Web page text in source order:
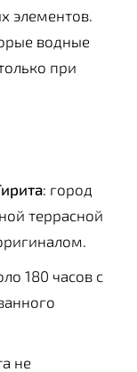
элементов.
водные
при
: город
террасной
180 часов с
не